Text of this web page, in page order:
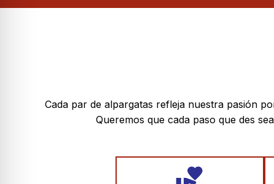
Cada par de alpargatas refleja nuestra pasión
Queremos que cada paso que des